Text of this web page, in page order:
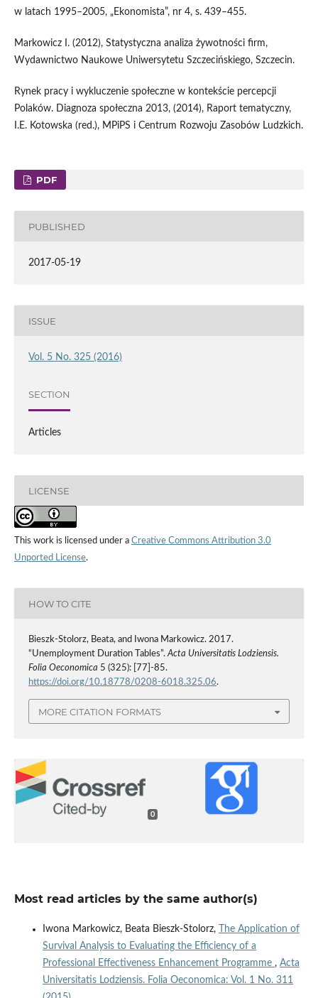
w latach 1995–2005, „Ekonomista”, nr 4, s. 439–455.
Markowicz I. (2012), Statystyczna analiza żywotności firm,
Wydawnictwo Naukowe Uniwersytetu Szczecińskiego, Szczecin.
Rynek pracy i wykluczenie społeczne w kontekście percepcji
Polaków. Diagnoza społeczna 2013, (2014), Raport tematyczny,
I.E. Kotowska (red.), MPiPS i Centrum Rozwoju Zasobów Ludzkich.
PDF
PUBLISHED
2017-05-19
ISSUE
Vol. 5 No. 325 (2016)
SECTION
Articles
LICENSE
This work is licensed under a Creative Commons Attribution 3.0
Unported License.
HOW TO CITE
Bieszk-Stolorz, Beata, and Iwona Markowicz. 2017.
“Unemployment Duration Tables”.Acta Universitatis Lodziensis.
Folia Oeconomica 5 (325): [77]-85.
https://doi.org/10.18778/0208-6018.325.06.
MORE CITATION FORMATS
0
Most read articles by the same author(s)
Iwona Markowicz, Beata Bieszk-Stolorz,
The Application of
Survival Analysis to Evaluating the Efficiency of a
Professional Effectiveness Enhancement Programme , Acta
Universitatis Lodziensis. Folia Oeconomica: Vol. 1 No. 311